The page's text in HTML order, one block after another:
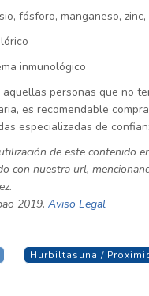
fósforo, manganeso,
inmunológico
personas que no
es recomendable
especializadas de
de este contenido
con nuestra url,
2019. Aviso Legal
Hurbiltasuna /